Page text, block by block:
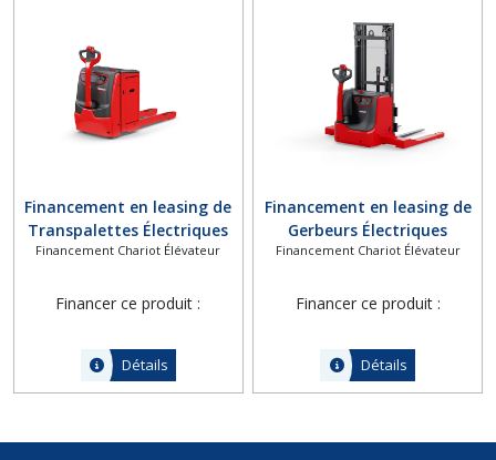
Financement en leasing de
Transpalettes Électriques
Fenwick-Linde Série T25 -
pour la Manutention
Financement Chariot Élévateur
Financer ce produit :
Détails
Financement en leasing de
Gerbeurs Électriques
Fenwick-Linde Série L10 -
et Sécurisée
Financement Chariot Élévateur
Financer ce produit :
Détails